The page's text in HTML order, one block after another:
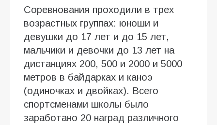
Соревнования проходили в трех
возрастных группах: юноши и
девушки до 17 лет и до 15 лет,
мальчики и девочки до 13 лет на
дистанциях 200, 500 и 2000 и 5000
метров в байдарках и каноэ
(одиночках и двойках). Всего
спортсменами школы было
заработано 20 наград различного